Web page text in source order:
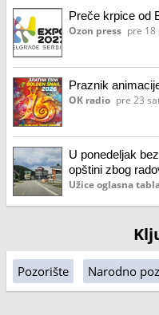
Preče krpice od
Ozon press pre 18
Praznik
OK radio pre 23
U ponedeljak
opštini zbog
Užice oglasna
Pozorište Narodno